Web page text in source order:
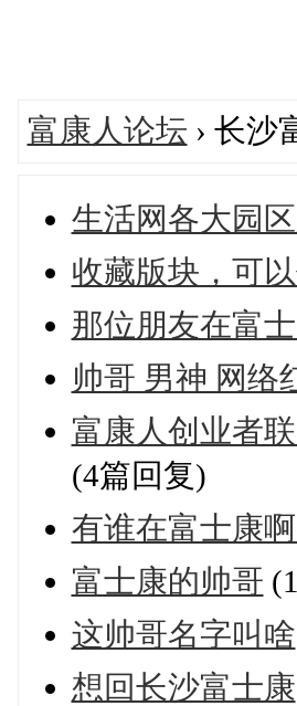
富康人论坛 › 长沙
生活网各大园
收藏版块，可
那位朋友在富
帅哥 男神 网络
富康人创业者
(4篇回复)
有谁在富士康
富士康的帅哥
这帅哥名字叫啥
想回长沙富士康